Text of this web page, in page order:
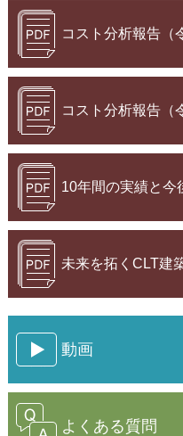
コスト分析報告（
コスト分析報告（
10年間の実績と今
未来を拓くCLT建
動画
よくある質問